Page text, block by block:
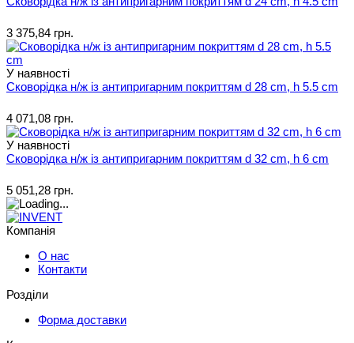
3 375,84 грн.
У наявності
Сковорідка н/ж із антипригарним покриттям d 28 cm, h 5.5 cm
4 071,08 грн.
У наявності
Сковорідка н/ж із антипригарним покриттям d 32 cm, h 6 cm
5 051,28 грн.
Компанія
О нас
Контакти
Розділи
Форма доставки